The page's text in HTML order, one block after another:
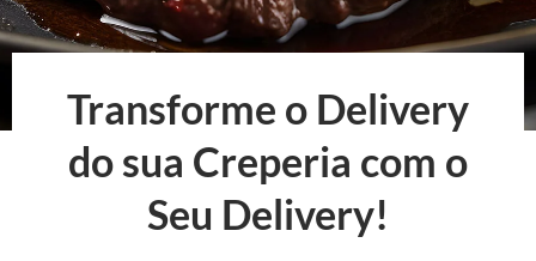
Transforme o Delivery
do sua Creperia com o
Seu Delivery!